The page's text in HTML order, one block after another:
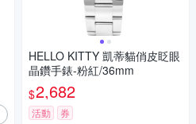
HELLO KITTY 凱蒂貓俏皮眨眼
晶鑽手錶-粉紅/36mm
$2,682
活動 券